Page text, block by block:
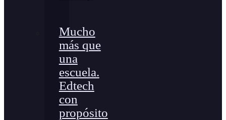
Mucho
más que
una
escuela.
Edtech
con
propósito